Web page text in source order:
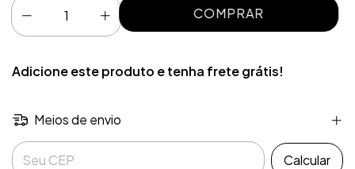
Adicione este produto etenha frete grátis!
Meios de envio
Entregas para o CEP:
Calcular